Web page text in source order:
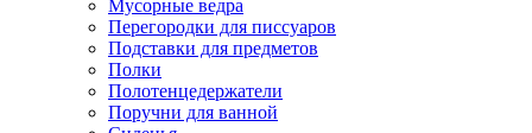
Мусорные ведра
Перегородки для писсуаров
Подставки для предметов
Полки
Полотенцедержатели
Поручни для ванной